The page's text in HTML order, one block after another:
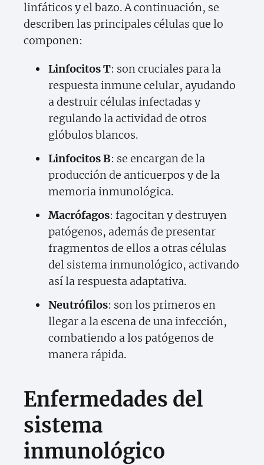
linfáticos y el bazo. A continuación, se
describen las principales células que lo
componen:
Linfocitos T: son cruciales para la
respuesta inmune celular, ayudando
a destruir células infectadas y
regulando la actividad de otros
glóbulos blancos.
Linfocitos B: se encargan de la
producción de anticuerpos y de la
memoria inmunológica.
Macrófagos: fagocitan y destruyen
patógenos, además de presentar
fragmentos de ellos a otras células
del sistema inmunológico, activando
así la respuesta adaptativa.
Neutrófilos: son los primeros en
llegar a la escena de una infección,
combatiendo a los patógenos de
manera rápida.
Enfermedades del
sistema
inmunológico